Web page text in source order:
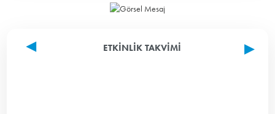
ETKINLIK TAKVIMI